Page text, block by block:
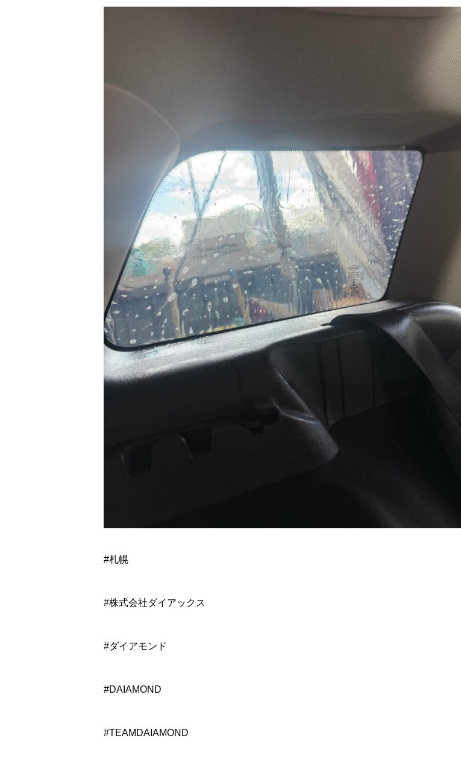
#札幌
#株式会社ダイアックス
#ダイアモンド
#DAIAMOND
#TEAMDAIAMOND